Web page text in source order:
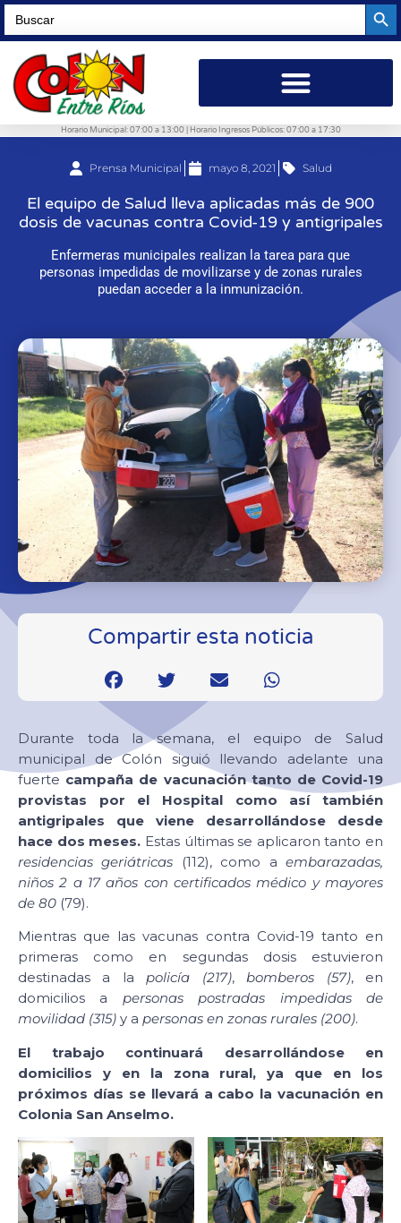
Search
for:
Horario Municipal: 07:00 a 13:00 | Horario Ingresos Públicos: 07:00 a 17:30
Prensa Municipal mayo 8, 2021 Salud
El equipo de Salud lleva aplicadas más de 900
dosis de vacunas contra Covid-19 y antigripales
Enfermeras municipales realizan la tarea para que
personas impedidas de movilizarse y de zonas rurales
puedan acceder a la inmunización.
Compartir esta noticia
Durante toda la semana, el equipo de Salud
municipal de Colón siguió llevando adelante una
fuerte campaña de vacunación tanto de Covid-19
provistas por el Hospital como así también
antigripales que viene desarrollándose desde
hace dos meses. Estas últimas se aplicaron tanto en
residencias geriátricas (112), como aembarazadas,
niños 2 a 17 años con certificados médico y mayores
de 80 (79).
Mientras que las vacunas contra Covid-19 tanto en
primeras como en segundas dosis estuvieron
destinadas a lapolicía (217),bomberos (57), en
domicilios a personas postradas impedidas de
movilidad (315) y a personas en zonas rurales (200).
El trabajo continuará desarrollándose en
domicilios y en la zona rural, ya que en los
próximos días se llevará a cabo la vacunación en
Colonia San Anselmo.